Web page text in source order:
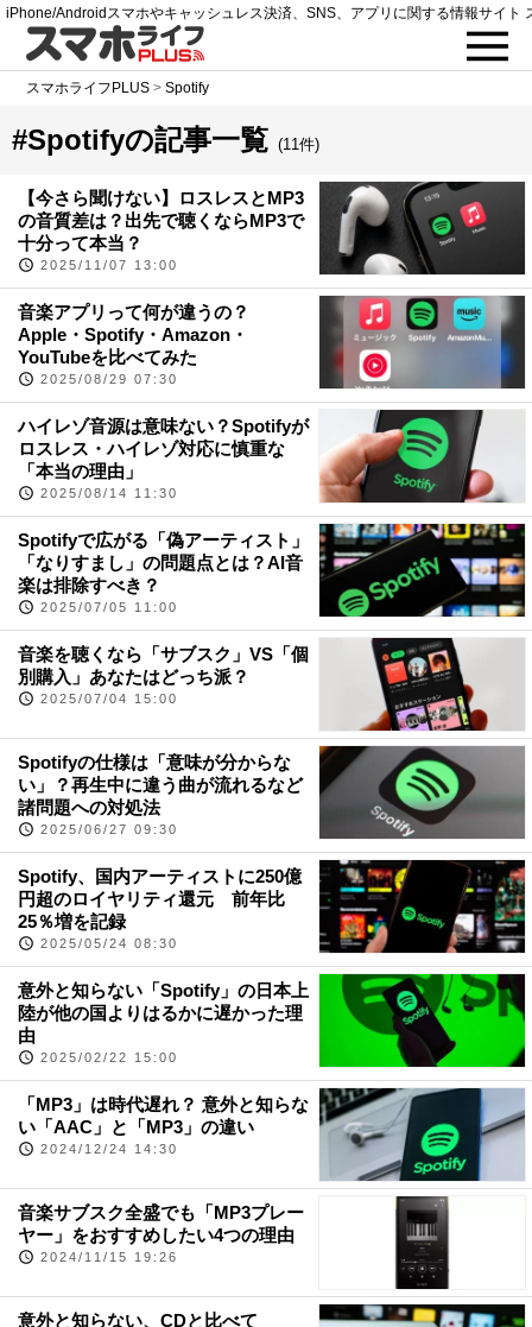
iPhone/Androidスマホやキャッシュレス決済、SNS、アプリに関する情報サイト
スマホライフPLUS >Spotify
#Spotifyの記事一覧 (11件)
【今さら聞けない】ロスレスとMP3
の音質差は？出先で聴くならMP3で
十分って本当？
2025/11/07 13:00
音楽アプリって何が違うの？
Apple・Spotify・Amazon・
YouTubeを比べてみた
2025/08/29 07:30
ハイレゾ音源は意味ない？Spotifyが
ロスレス・ハイレゾ対応に慎重な
「本当の理由」
2025/08/14 11:30
Spotifyで広がる「偽アーティスト」
「なりすまし」の問題点とは？AI音
楽は排除すべき？
2025/07/05 11:00
音楽を聴くなら「サブスク」VS「個
別購入」あなたはどっち派？
2025/07/04 15:00
Spotifyの仕様は「意味が分からな
い」？再生中に違う曲が流れるなど
諸問題への対処法
2025/06/27 09:30
Spotify、国内アーティストに250億
円超のロイヤリティ還元 前年比
25％増を記録
2025/05/24 08:30
意外と知らない「Spotify」の日本上
陸が他の国よりはるかに遅かった理
由
2025/02/22 15:00
「MP3」は時代遅れ？ 意外と知らな
い「AAC」と「MP3」の違い
2024/12/24 14:30
音楽サブスク全盛でも「MP3プレー
ヤー」をおすすめしたい4つの理由
2024/11/15 19:26
意外と知らない、CDと比べて